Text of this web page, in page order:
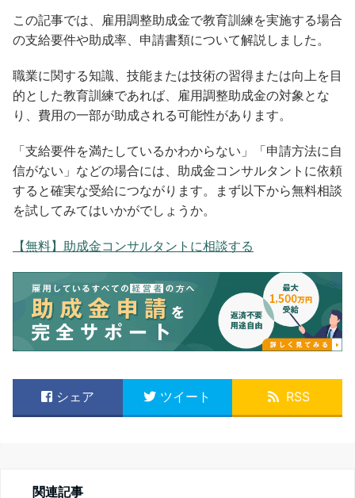
この記事では、雇用調整助成金で教育訓練を実施する場合
の支給要件や助成率、申請書類について解説しました。
職業に関する知識、技能または技術の習得または向上を目
的とした教育訓練であれば、雇用調整助成金の対象とな
り、費用の一部が助成される可能性があります。
「支給要件を満たしているかわからない」「申請方法に自
信がない」などの場合には、助成金コンサルタントに依頼
すると確実な受給につながります。まず以下から無料相談
を試してみてはいかがでしょうか。
【無料】助成金コンサルタントに相談する
シェア ツイート RSS
関連記事